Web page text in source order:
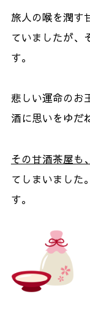
旅人の喉を潤す
ていましたが、
す。
悲しい運命のお
酒に思いをゆだ
その甘酒茶屋も
てしまいました
す。